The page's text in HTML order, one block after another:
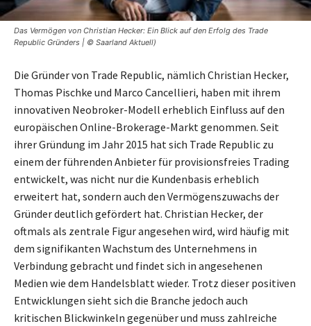
Das Vermögen von Christian Hecker: Ein Blick auf den Erfolg des Trade
Republic Gründers | © Saarland Aktuell)
Die Gründer von Trade Republic, nämlich Christian Hecker,
Thomas Pischke und Marco Cancellieri, haben mit ihrem
innovativen Neobroker-Modell erheblich Einfluss auf den
europäischen Online-Brokerage-Markt genommen. Seit
ihrer Gründung im Jahr 2015 hat sich Trade Republic zu
einem der führenden Anbieter für provisionsfreies Trading
entwickelt, was nicht nur die Kundenbasis erheblich
erweitert hat, sondern auch den Vermögenszuwachs der
Gründer deutlich gefördert hat. Christian Hecker, der
oftmals als zentrale Figur angesehen wird, wird häufig mit
dem signifikanten Wachstum des Unternehmens in
Verbindung gebracht und findet sich in angesehenen
Medien wie dem Handelsblatt wieder. Trotz dieser positiven
Entwicklungen sieht sich die Branche jedoch auch
kritischen Blickwinkeln gegenüber und muss zahlreiche